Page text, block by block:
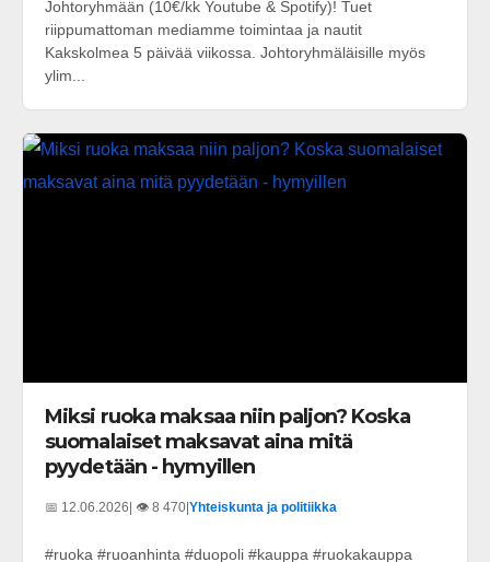
Johtoryhmään (10€/kk Youtube & Spotify)! Tuet
riippumattoman mediamme toimintaa ja nautit
Kakskolmea 5 päivää viikossa. Johtoryhmäläisille myös
ylim...
Miksi ruoka maksaa niin paljon? Koska
suomalaiset maksavat aina mitä
pyydetään - hymyillen
📅 12.06.2026 | 👁️ 8 470 Yhteiskunta ja politiikka
#ruoka #ruoanhinta #duopoli #kauppa #ruokakauppa